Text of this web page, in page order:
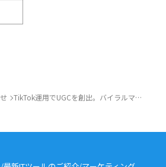
TikTok運用でUGCを創出。バイラルマーケティングを実現